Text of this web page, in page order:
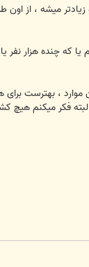
میشه ، از
چنده هزار نفر
موارد ، بهترست
فکر میکنم هیچ